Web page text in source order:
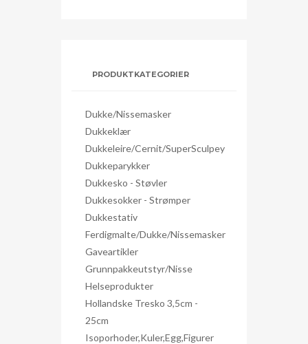
PRODUKTKATEGORIER
Dukke/nissemasker
Dukkeklær
Dukkeleire/Cernit/SuperSculpey
Dukkeparykker
Dukkesko - Støvler
Dukkesokker - Strømper
Dukkestativ
Ferdigmalte/dukke/nissemasker
Gaveartikler
Grunnpakkeutstyr/nisse
Helseprodukter
Hollandske Tresko 3,5cm -
25cm
Isoporhoder,kuler,egg,figurer